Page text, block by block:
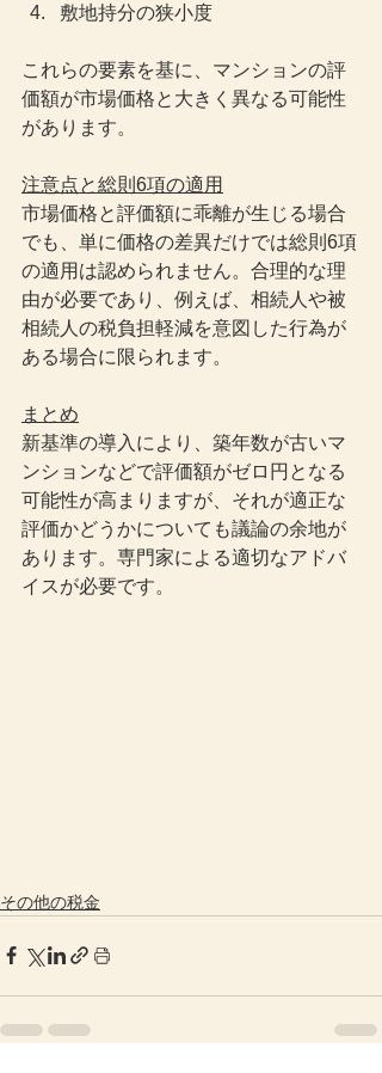
敷地持分の狭小度
これらの要素を基に、マンションの評
価額が市場価格と大きく異なる可能性
があります。
注意点と総則6項の適用
市場価格と評価額に乖離が生じる場合
でも、単に価格の差異だけでは総則6項
の適用は認められません。合理的な理
由が必要であり、例えば、相続人や被
相続人の税負担軽減を意図した行為が
ある場合に限られます。
まとめ
新基準の導入により、築年数が古いマ
ンションなどで評価額がゼロ円となる
可能性が高まりますが、それが適正な
評価かどうかについても議論の余地が
あります。専門家による適切なアドバ
イスが必要です。
その他の税金